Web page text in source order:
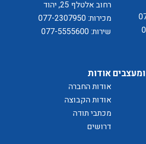
רחוב אלטלף 25, יהוד
מכירות: 077-2307950
שירות: 077-5555600
אודות
אודות החברה
אודות הקבוצה
מכתבי תודה
דרושים